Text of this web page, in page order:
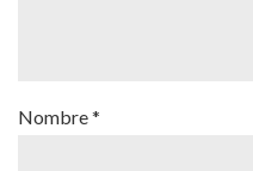
Nombre*